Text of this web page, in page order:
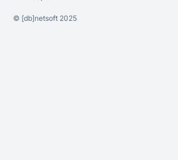
© [db]netsoft2025